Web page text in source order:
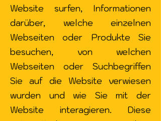
Website surfen, Informationen
darüber, welche einzelnen
Webseiten oder Produkte Sie
besuchen, von welchen
Webseiten oder Suchbegriffen
Sie auf die Website verwiesen
wurden und wie Sie mit der
Website interagieren. Diese